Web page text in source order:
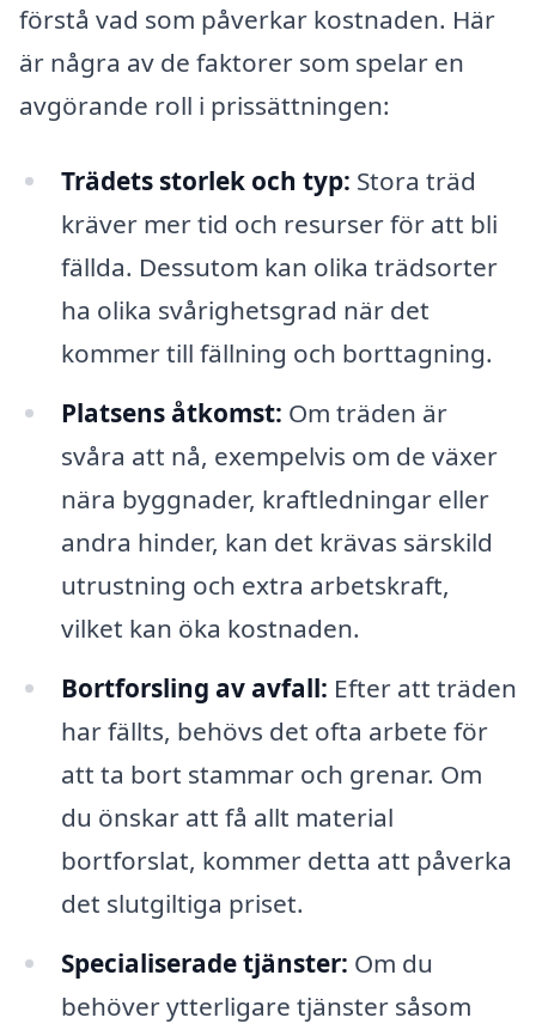
förstå vad som påverkar kostnaden. Här
är några av de faktorer som spelar en
avgörande roll i prissättningen:
Trädets storlek och typ: Stora träd
kräver mer tid och resurser för att bli
fällda. Dessutom kan olika trädsorter
ha olika svårighetsgrad när det
kommer till fällning och borttagning.
Platsens åtkomst: Om träden är
svåra att nå, exempelvis om de växer
nära byggnader, kraftledningar eller
andra hinder, kan det krävas särskild
utrustning och extra arbetskraft,
vilket kan öka kostnaden.
Bortforsling av avfall: Efter att träden
har fällts, behövs det ofta arbete för
att ta bort stammar och grenar. Om
du önskar att få allt material
bortforslat, kommer detta att påverka
det slutgiltiga priset.
Specialiserade tjänster: Om du
behöver ytterligare tjänster såsom